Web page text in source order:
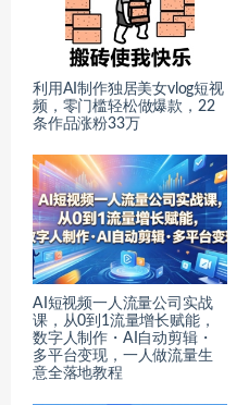
利用AI制作独居美女vlog短视
频，零门槛轻松做爆款，22
条作品涨粉33万
AI短视频一人流量公司实战
课，从0到1流量增长赋能，
数字人制作・AI自动剪辑・
多平台变现，一人做流量生
意全落地教程